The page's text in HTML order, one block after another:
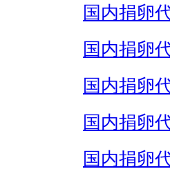
国内捐卵
国内捐卵
国内捐卵
国内捐卵
国内捐卵